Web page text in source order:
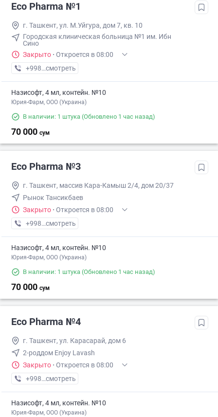
Eco Pharma №1
г. Ташкент, ул. М.Уйгура, дом 7, кв. 10
Городская клиническая больница №1 им. Ибн
Сино
Закрыто · Откроется в 08:00
+998 (71) XXX-XX-XX
смотреть
Назисофт, 4 мл, контейн. №10
Юрия-Фарм, ООО (Украина)
В наличии: 1 штука (Обновлено 1 час назад)
70 000 сум
Eco Pharma №3
г. Ташкент, массив Кара-Камыш 2/4, дом 20/37
Рынок Тансикбаев
Закрыто · Откроется в 08:00
+998 (99) XXX-XX-XX
смотреть
Назисофт, 4 мл, контейн. №10
Юрия-Фарм, ООО (Украина)
В наличии: 1 штука (Обновлено 1 час назад)
70 000 сум
Eco Pharma №4
г. Ташкент, ул. Карасарай, дом 6
2-роддом Enjoy Lavash
Закрыто · Откроется в 08:00
+998 (55) XXX-XX-XX
смотреть
Назисофт, 4 мл, контейн. №10
Юрия-Фарм, ООО (Украина)